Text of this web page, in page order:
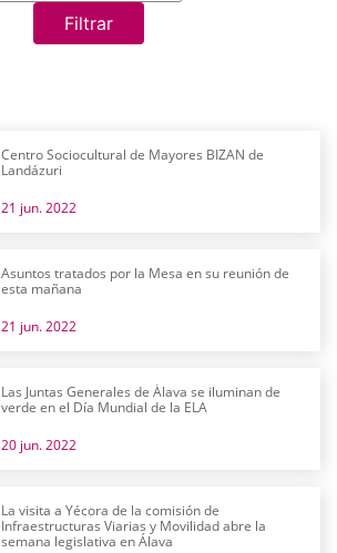
Filtrar
Centro Sociocultural de Mayores BIZAN de
Landázuri
21 jun. 2022
Asuntos tratados por la Mesa en su reunión de
esta mañana
21 jun. 2022
Las Juntas Generales de Álava se iluminan de
verde en el Día Mundial de la ELA
20 jun. 2022
La visita a Yécora de la comisión de
Infraestructuras Viarias y Movilidad abre la
semana legislativa en Álava